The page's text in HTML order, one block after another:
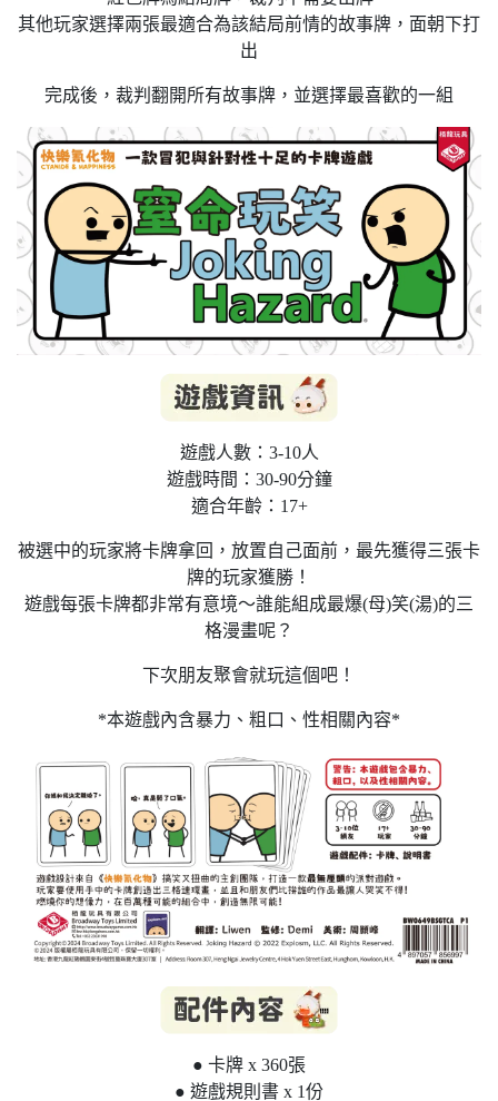
其他玩家選擇兩張最適合為該結局前情的故事牌，面朝下打
出
完成後，裁判翻開所有故事牌，並選擇最喜歡的一組
遊戲人數：3-10人
遊戲時間：30-90分鐘
適合年齡：17+
被選中的玩家將卡牌拿回，放置自己面前，最先獲得三張卡
牌的玩家獲勝！
遊戲每張卡牌都非常有意境～誰能組成最爆(母)笑(湯)的三
格漫畫呢？
下次朋友聚會就玩這個吧！
*本遊戲內含暴力、粗口、性相關內容*
● 卡牌 x 360張
● 遊戲規則書 x 1份